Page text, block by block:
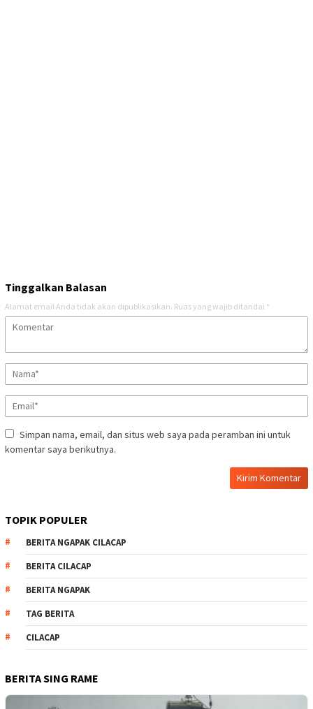
Tinggalkan Balasan
Alamat email Anda tidak akan dipublikasikan. Ruas yang wajib ditandai *
Simpan nama, email, dan situs web saya pada peramban ini untuk
komentar saya berikutnya.
TOPIK POPULER
BERITA NGAPAK CILACAP
BERITA CILACAP
BERITA NGAPAK
TAG BERITA
CILACAP
BERITA SING RAME